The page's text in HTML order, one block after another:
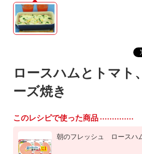
ロースハムとトマト
ーズ焼き
このレシピで使った商品
朝のフレッシュ ロースハ